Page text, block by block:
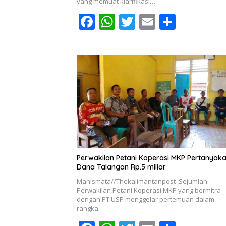
F
e
b
o
o
k
W
at
A
p
p
T
itt
E
ai
l
ar
e
Perwakilan Petani Koperasi MKP
Dana Talangan Rp.5 miliar
Manismata//Thekalimantanpost Sejumlah
Perwakilan Petani Koperasi MKP yang bermitra
dengan PT USP menggelar pertemuan dalam
rangka…